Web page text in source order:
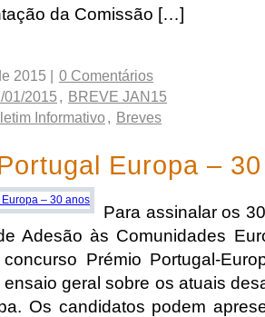
da Comissão […]
2015 |
0 Comentários
01/2015 , BREVE JAN15
Informativo, Breves
Europa –
Para assinalar os
Adesão às Comunidades
Prémio Portugal-
geral sobre os atuais
Os candidatos podem